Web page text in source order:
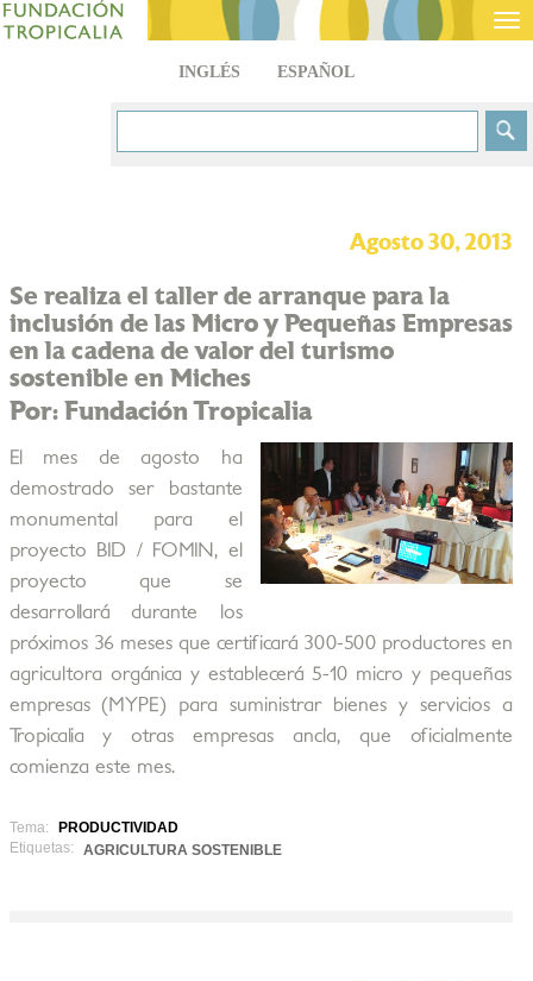
INGLÉS ESPAÑOL
Agosto 30, 2013
Se realiza el taller de arranque para la
inclusión de las Micro y Pequeñas Empresas
en la cadena de valor del turismo
sostenible en Miches
Por: Fundación Tropicalia
El mes de agosto ha
demostrado ser bastante
monumental para el
proyecto BID / FOMIN, el
proyecto que se
desarrollará durante los
próximos 36 meses que certificará 300-500 productores en
agricultora orgánica y establecerá 5-10 micro y pequeñas
empresas (MYPE) para suministrar bienes y servicios a
Tropicalia y otras empresas ancla, que oficialmente
comienza este mes.
Tema:
PRODUCTIVIDAD
Etiquetas:
AGRICULTURA SOSTENIBLE